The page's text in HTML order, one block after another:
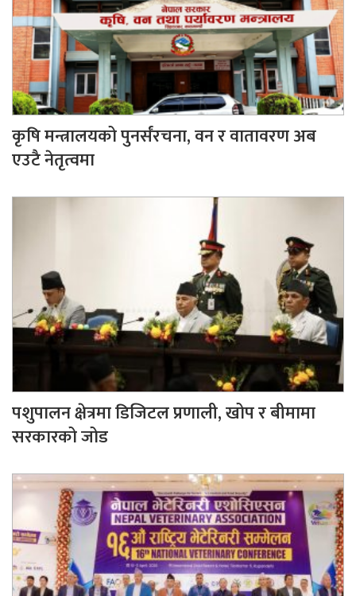
कृषि मन्त्रालयको पुनर्संरचना, वन र वातावरण अब
एउटै नेतृत्वमा
पशुपालन क्षेत्रमा डिजिटल प्रणाली, खोप र बीमामा
सरकारको जोड